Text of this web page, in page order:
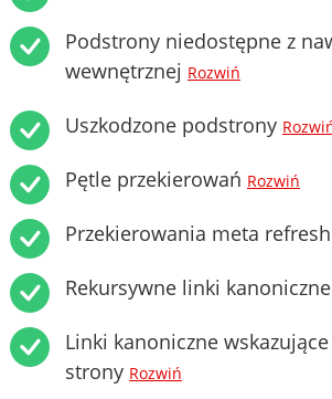
Podstrony niedostępne z
wewnętrznej Rozwiń
Uszkodzone podstrony
Pętle przekierowań Rozwiń
Przekierowania meta refresh
Rekursywne linki kanoniczne
Linki kanoniczne
strony Rozwiń